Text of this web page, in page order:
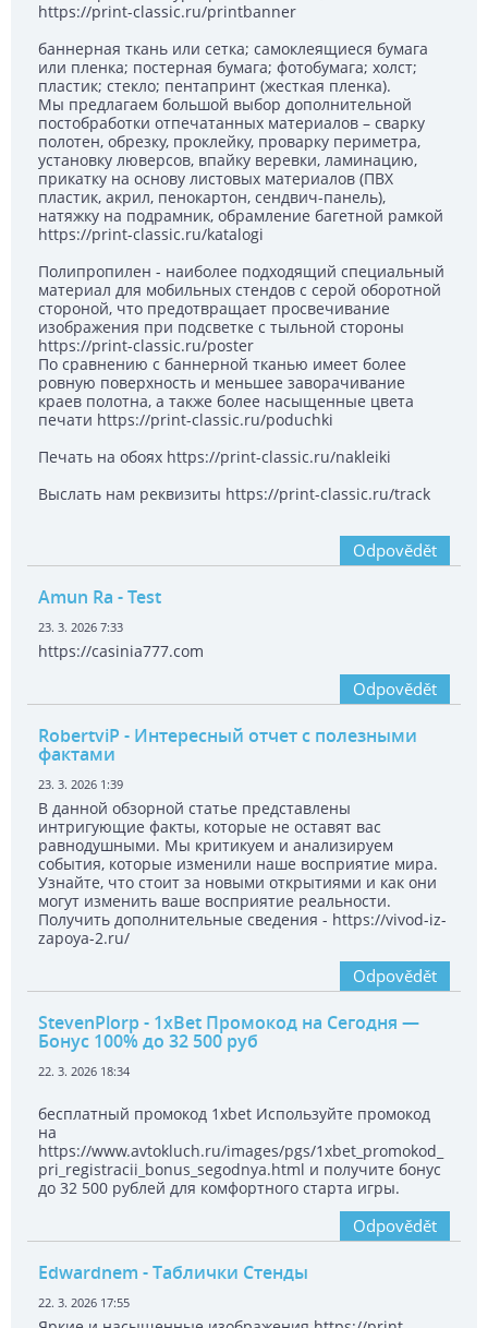
https://print-classic.ru/printbanner
баннерная ткань или сетка; самоклеящиеся бумага
или пленка; постерная бумага; фотобумага; холст;
пластик; стекло; пентапринт (жесткая пленка).
Мы предлагаем большой выбор дополнительной
постобработки отпечатанных материалов – сварку
полотен, обрезку, проклейку, проварку периметра,
установку люверсов, впайку веревки, ламинацию,
прикатку на основу листовых материалов (ПВХ
пластик, акрил, пенокартон, сендвич-панель),
натяжку на подрамник, обрамление багетной рамкой
https://print-classic.ru/katalogi
Полипропилен - наиболее подходящий специальный
материал для мобильных стендов с серой оборотной
стороной, что предотвращает просвечивание
изображения при подсветке с тыльной стороны
https://print-classic.ru/poster
По сравнению с баннерной тканью имеет более
ровную поверхность и меньшее заворачивание
краев полотна, а также более насыщенные цвета
печати https://print-classic.ru/poduchki
Печать на обоях https://print-classic.ru/nakleiki
Выслать нам реквизиты https://print-classic.ru/track
Odpovědět
Amun Ra - Test
23. 3. 2026 7:33
https://casinia777.com
Odpovědět
RobertviP - Интересный отчет с полезными
фактами
23. 3. 2026 1:39
В данной обзорной статье представлены
интригующие факты, которые не оставят вас
равнодушными. Мы критикуем и анализируем
события, которые изменили наше восприятие мира.
Узнайте, что стоит за новыми открытиями и как они
могут изменить ваше восприятие реальности.
Получить дополнительные сведения - https://vivod-iz-
zapoya-2.ru/
Odpovědět
StevenPlorp - 1xBet Промокод на Сегодня —
Бонус 100% до 32 500 руб
22. 3. 2026 18:34
бесплатный промокод 1xbet Используйте промокод
на
https://www.avtokluch.ru/images/pgs/1xbet_promokod_
pri_registracii_bonus_segodnya.html и получите бонус
до 32 500 рублей для комфортного старта игры.
Odpovědět
Edwardnem - Таблички Стенды
22. 3. 2026 17:55